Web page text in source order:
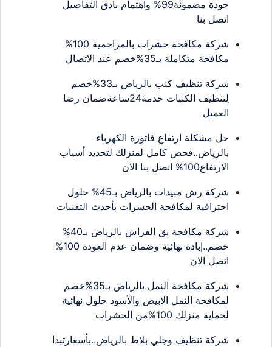
جودة مضمونة99% واهتمام بأدق التفاصيل
اتصل بنا
شركة مكافحة حشرات بالمزاحمية 100%
مكافحة متكاملة بـ35%خصم عند الاتصال
شركة تنظيف كنب بالرياض بـ33%خصم
لِتنظيف الكنبات خدمة24ساعةضمان رضا
العميل
حل مشكلة ارتفاع فاتورة الكهرباء
بالرياض..فحص كامل لمنزلك لتحديد أسباب
الارتفاع100% اتصل بنا الان
شركة رش مبيدات بالرياض بـ45% حلول
احترافية لمكافحة الحشرات بأحدث التقنيات
شركة مكافحة بق الفراش بالرياض بـ40%
خصم..إبادة نهائية وضمان عدم العودة 100%
اتصل الان
شركة مكافحة النمل بالرياض بـ35%خصم
لمكافحة النمل الابيض والأسود حلول نهائية
لحماية منزلك 100%من الحشرات
شركة تنظيف وجلي بلاط بالرياض..بأسعارتبدأ